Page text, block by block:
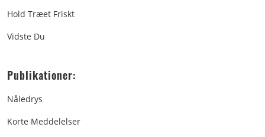
Hold Træet Friskt
Vidste Du
Publikationer:
Nåledrys
Korte Meddelelser